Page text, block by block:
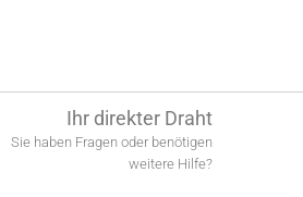
Ihr direkter Draht
Sie haben Fragen oder benötigen
weitere Hilfe?